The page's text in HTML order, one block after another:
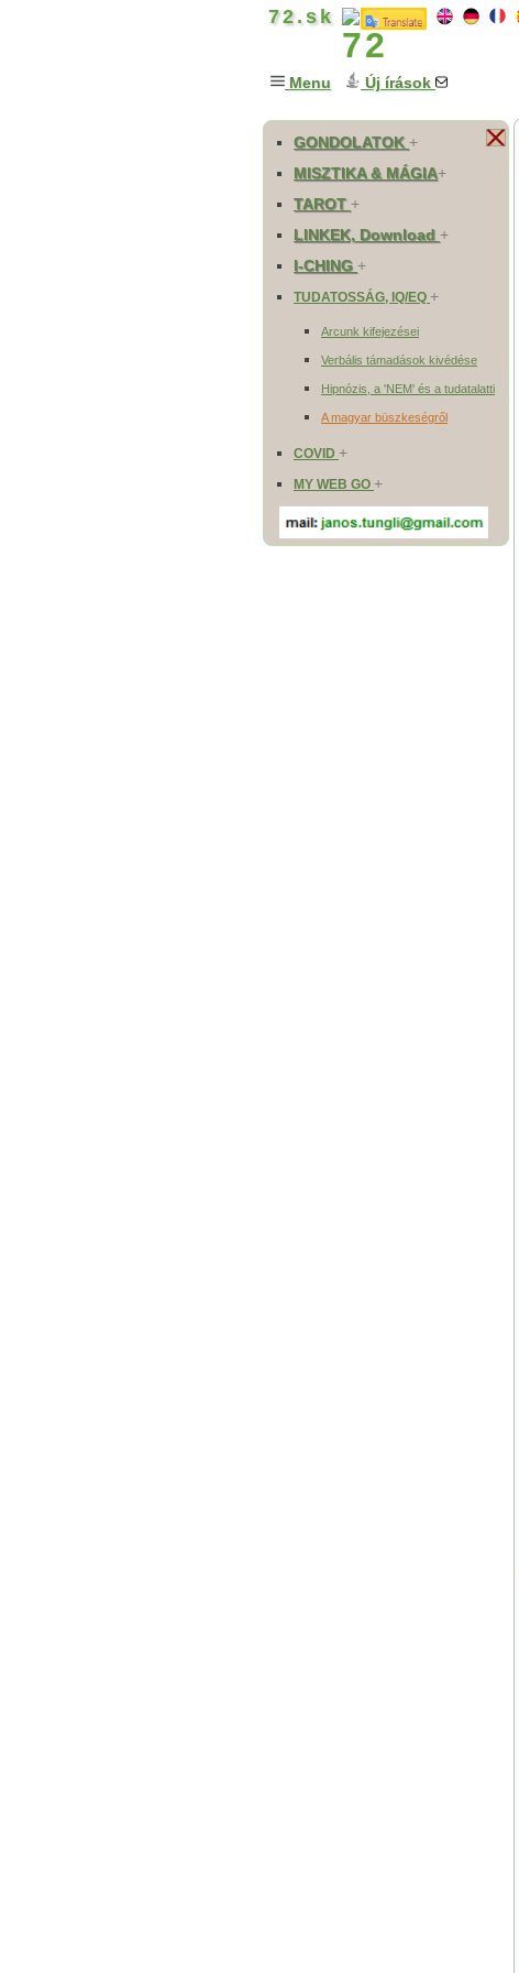
72.sk
Menu Új írások
GONDOLATOK +
MISZTIKA & MÁGIA+
TAROT+
LINKEK, Download +
I-CHING +
TUDATOSSÁG, IQ/EQ +
Arcunk kifejezései
Verbális támadások kivédése
Hipnózis, a 'NEM' és a tudatalatti
A magyar büszkeségről
COVID +
MY WEB GO +